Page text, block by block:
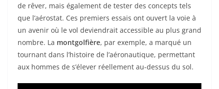
de rêver, mais également de tester des concepts tels
que l’aérostat. Ces premiers essais ont ouvert la voie à
un avenir où le vol deviendrait accessible au plus grand
nombre. La montgolfière, par exemple, a marqué un
tournant dans l’histoire de l’aéronautique, permettant
aux hommes de s’élever réellement au-dessus du sol.